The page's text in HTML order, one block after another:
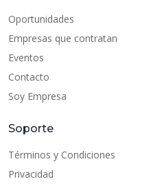
Oportunidades
Empresas que contratan
Eventos
Contacto
Soy Empresa
Soporte
Términos y Condiciones
Privacidad